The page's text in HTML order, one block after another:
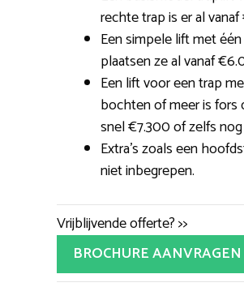
rechte trap is er al
Een simpele lift met
plaatsen ze al vanaf
Een lift voor een trap
bochten of meer is fors
snel €7.300 of zelfs
Extra’s zoals een
niet inbegrepen.
Vrijblijvende offerte? >>
BROCHURE AANVRAGEN